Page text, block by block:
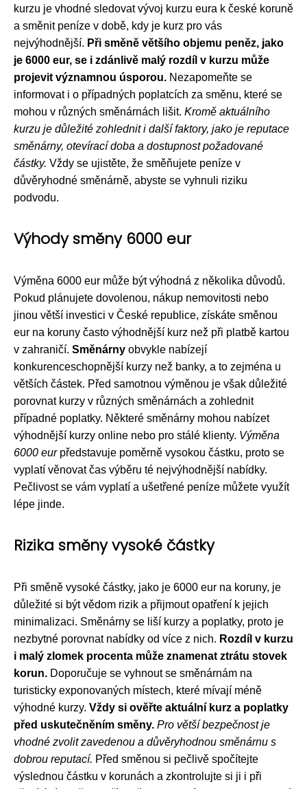
kurzu je vhodné sledovat vývoj kurzu eura k české koruně
a směnit peníze v době, kdy je kurz pro vás
nejvýhodnější. Při směně většího objemu peněz, jako
je 6000 eur, se i zdánlivě malý rozdíl v kurzu může
projevit významnou úsporou. Nezapomeňte se
informovat i o případných poplatcích za směnu, které se
mohou v různých směnárnách lišit. Kromě aktuálního
kurzu je důležité zohlednit i další faktory, jako je reputace
směnárny, otevírací doba a dostupnost požadované
částky. Vždy se ujistěte, že směňujete peníze v
důvěryhodné směnárně, abyste se vyhnuli riziku
podvodu.
Výhody směny 6000 eur
Výměna 6000 eur může být výhodná z několika důvodů.
Pokud plánujete dovolenou, nákup nemovitosti nebo
jinou větší investici v České republice, získáte směnou
eur na koruny často výhodnější kurz než při platbě kartou
v zahraničí. Směnárny obvykle nabízejí
konkurenceschopnější kurzy než banky, a to zejména u
větších částek. Před samotnou výměnou je však důležité
porovnat kurzy v různých směnárnách a zohlednit
případné poplatky. Některé směnárny mohou nabízet
výhodnější kurzy online nebo pro stálé klienty. Výměna
6000 eurpředstavuje poměrně vysokou částku, proto se
vyplatí věnovat čas výběru té nejvýhodnější nabídky.
Pečlivost se vám vyplatí a ušetřené peníze můžete využít
lépe jinde.
Rizika směny vysoké částky
Při směně vysoké částky, jako je 6000 eur na koruny, je
důležité si být vědom rizik a přijmout opatření k jejich
minimalizaci. Směnárny se liší kurzy a poplatky, proto je
nezbytné porovnat nabídky od více z nich. Rozdíl v kurzu
i malý zlomek procenta může znamenat ztrátu stovek
korun. Doporučuje se vyhnout se směnárnám na
turisticky exponovaných místech, které mívají méně
výhodné kurzy. Vždy si ověřte aktuální kurz a poplatky
před uskutečněním směny. Pro větší bezpečnost je
vhodné zvolit zavedenou a důvěryhodnou směnárnu s
dobrou reputací. Před směnou si pečlivě spočítejte
výslednou částku v korunách a zkontrolujte si ji i při